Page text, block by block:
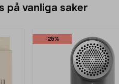
på vanliga saker
-25%